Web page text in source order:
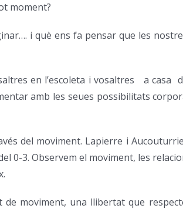
moment?
i què ens fa pensar que les
en l’escoleta i vosaltres a casa
amb les seues possibilitats
del moviment. Lapierre i
0-3. Observem el moviment, les
moviment, una llibertat que